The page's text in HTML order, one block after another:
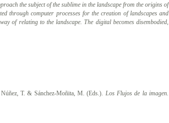
the subject of the sublime in the landscape from the origins of
through computer processes for the creation of landscapes and
of relating to the landscape. The digital becomes disembodied,
T. & Sánchez-Moñita, M. (Eds.). Los Flujos de la imagen.